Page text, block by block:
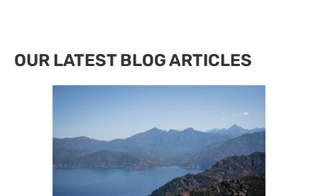
OUR LATEST BLOG ARTICLES